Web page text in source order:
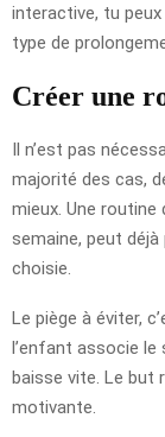
interactive, tu
type de
Créer une
Il n’est pas
majorité des cas,
mieux. Une
semaine, peut
choisie.
Le piège à éviter,
l’enfant associe le
baisse vite. Le but
motivante.